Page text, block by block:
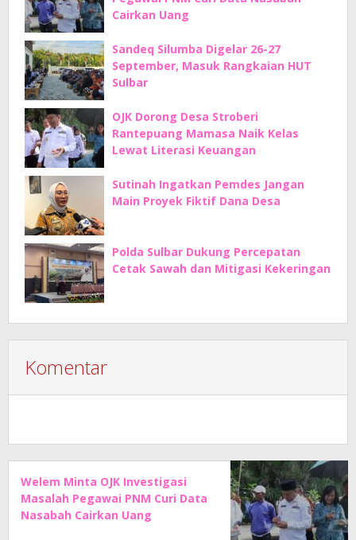
Cairkan Uang
Sandeq Silumba Digelar 26-27
September, Masuk Rangkaian HUT
Sulbar
OJK Dorong Desa Stroberi
Rantepuang Mamasa Naik Kelas
Lewat Literasi Keuangan
Sutinah Ingatkan Pemdes Jangan
Main Proyek Fiktif Dana Desa
Polda Sulbar Dukung Percepatan
Cetak Sawah dan Mitigasi Kekeringan
Komentar
Welem Minta OJK Investigasi
Masalah Pegawai PNM Curi Data
Nasabah Cairkan Uang